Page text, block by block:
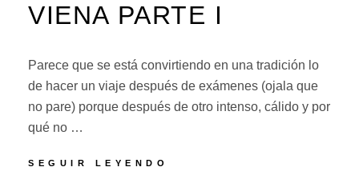
VIENA PARTE I
Parece que se está convirtiendo en una tradición lo
de hacer un viaje después de exámenes (ojala que
no pare) porque después de otro intenso, cálido y por
qué no …
SEGUIR LEYENDO